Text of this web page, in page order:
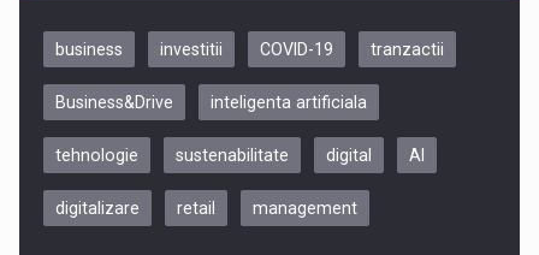
Be Inspired. Make it Happen!, CLUJ, 9 Decembrie
business investitii COVID-19 tranzactii
Business&Drive inteligenta artificiala
tehnologie sustenabilitate digital AI
digitalizare retail management